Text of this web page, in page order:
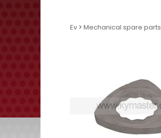
Ev > Mechanical spare parts